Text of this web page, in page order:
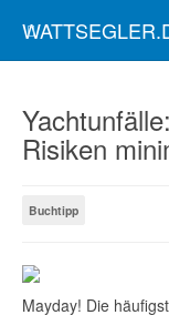
Risiken
Buchtipp
Mayday! Die